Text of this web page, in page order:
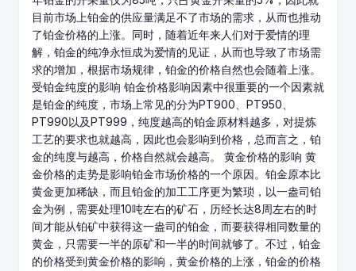
目前市场上铂金的供应量满足不了市场的需求，从而也推动
了铂金价格的上涨。同时，随着近年来人们对于爱情的理
解，铂金的纯净永恒成为爱情的见证，从而也导致了市场需
求的增加，根据市场规律，铂金的价格自然也会随着上涨。
受铂金纯度的影响 铂金价格影响因素中很重要的一个因素就
是铂金的纯度，市场上常见的分为PT900、PT950、
PT990以及PT999，纯度越高的铂金原材料越多，对提炼
工艺的要求也就越高，因此也会影响到价格，总而言之，铂
金的纯度与越高，价格自然就会越高。 黄金价格的影响 黄
金价格的走势是影响铂金市场价格的一个原因。铂金原本比
黄金更加稀缺，而且铂金的加工工序更为繁琐，以一盎司铂
金为例，需要处理10吨左右的矿石，历经长达8周左右的时
间才能从铂矿中获得这一盎司的铂金，而要获得相同数量的
黄金，只需要一半的原矿和一半的时间就够了。不过，铂金
的价格受到黄金价格的影响，黄金价格的上涨，铂金的价格